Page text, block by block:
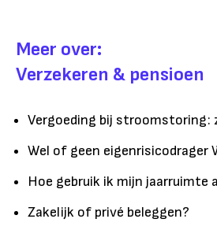
Meer over:
Verzekeren & pensioen
Vergoeding bij stroomstoring:
Wel of geen eigenrisicodrager
Hoe gebruik ik mijn jaarruimte
Zakelijk of privé beleggen?